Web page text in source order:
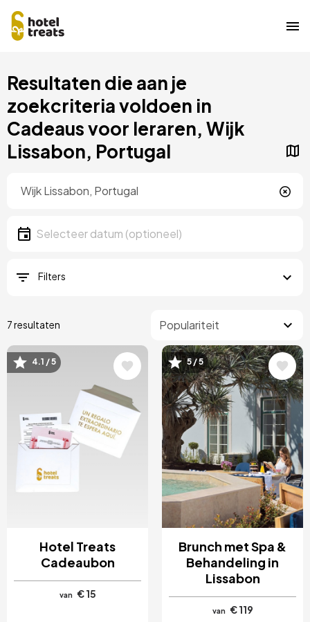
naar
hoofdinhoud
Resultaten die aan je
zoekcriteria voldoen in
Cadeaus voor leraren, Wijk
Lissabon, Portugal
Datum
Selecteer een datum
Filters
7 resultaten
Afbeelding
4.1 / 5
Hotel Treats
Cadeaubon
van € 15
Afbeelding
5 / 5
Brunch met Spa &
Behandeling in
Lissabon
van € 119